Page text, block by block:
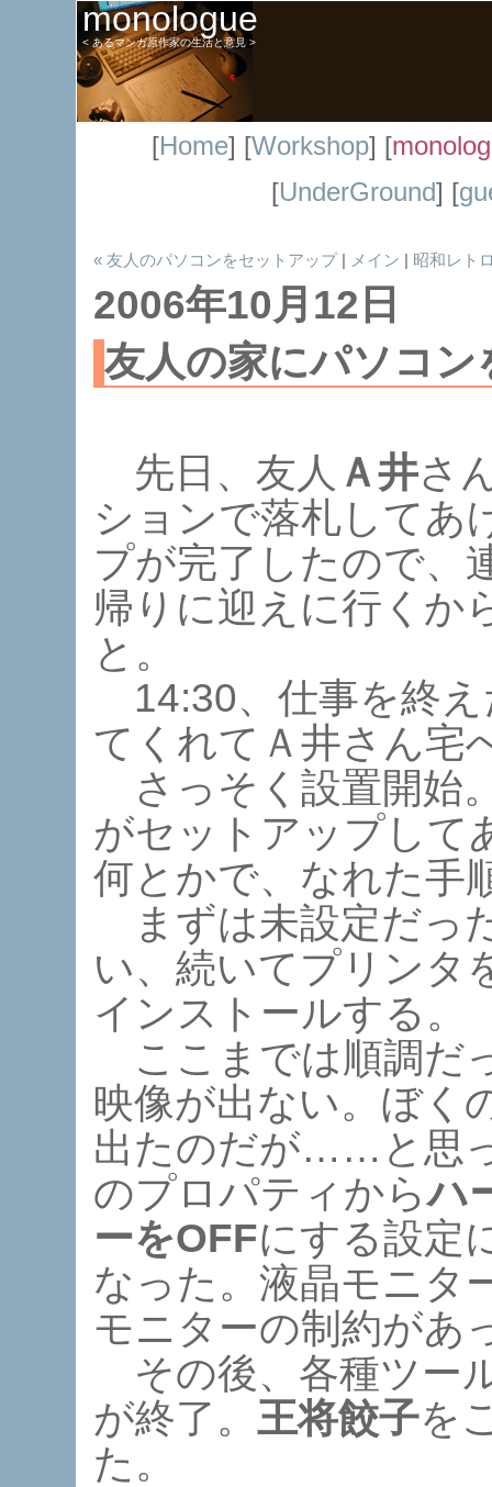
monologue
< あるマンガ原作家の生活と意見 >
[Home] [Workshop] [
[UnderGround] [
« 友人のパソコンをセットアップ| メイン | 昭和レト
2006年10月12日
友人の家にパソコン
先日、友人 Ａ井さ
ションで落札してあ
プが完了したので、
帰りに迎えに行くか
と。
14:30、仕事を終え
てくれてＡ井さん宅
さっそく設置開始
がセットアップして
何とかで、なれた手
まずは未設定だっ
い、続いてプリンタ
インストールする。
ここまでは順調だ
映像が出ない。ぼく
出たのだが……と思
のプロパティからハ
ーをOFFにする設定
なった。液晶モニタ
モニターの制約があ
その後、各種ツー
が終了。 王将餃子を
た。